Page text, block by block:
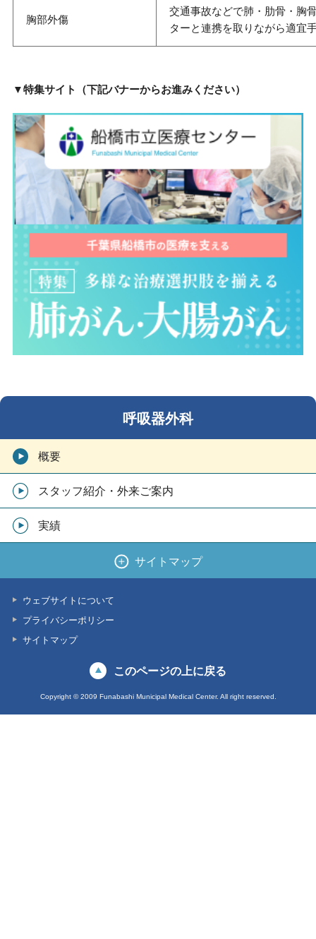
胸部外傷
交通事故などで肺・肋骨・胸
ターと連携を取りながら適宜
▼特集サイト（下記バナーからお進みください）
呼吸器外科
概要
スタッフ紹介・外来ご案内
実績
サイトマップ
ウェブサイトについて
プライバシーポリシー
サイトマップ
このページの上に戻る
Copyright © 2009 Funabashi Municipal Medical Center. All right reserved.